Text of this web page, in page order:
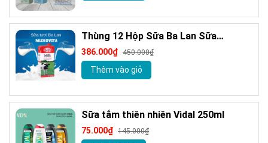
Thùng 12 Hộp Sữa Ba Lan Sữa
MLEKOVITA Sữa Tươi Nguyên Kem 1 L
Sữa Nhập Khẩu
386.000₫ 450.000₫
Thêm vào giỏ
Sữa tắm thiên nhiên Vidal 250ml
75.000₫ 145.000₫